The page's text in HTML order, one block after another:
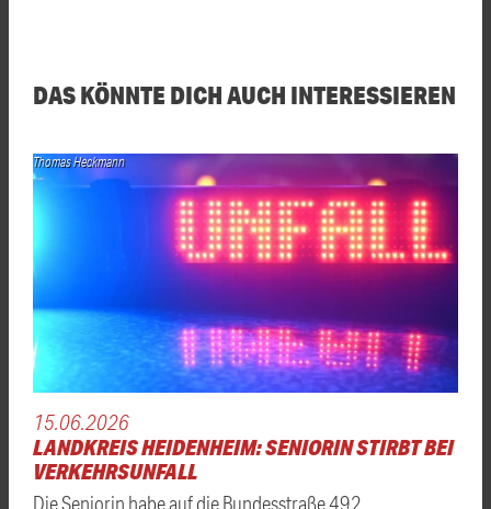
DAS KÖNNTE DICH AUCH INTERESSIEREN
Thomas Heckmann
15.06.2026
LANDKREIS HEIDENHEIM: SENIORIN STIRBT BEI
VERKEHRSUNFALL
Die Seniorin habe auf die Bundesstraße 492